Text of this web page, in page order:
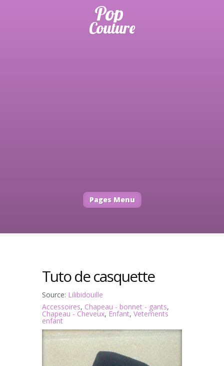
Pages Menu
Tuto de casquette
Source: Lilibidouille
Accessoires, Chapeau - bonnet - gants,
Chapeau - Cheveux, Enfant, Vetements
enfant